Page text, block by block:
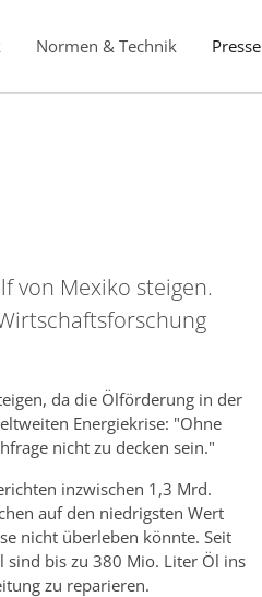
Normen & Technik Presse
von Mexiko steigen.
da die Ölförderung in der
Energiekrise: "Ohne
nicht zu decken sein."
inzwischen 1,3 Mrd.
auf den niedrigsten Wert
nicht überleben könnte. Seit
bis zu 380 Mio. Liter Öl ins
zu reparieren.